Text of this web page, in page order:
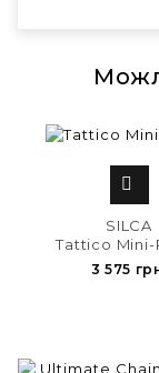

SILCA
Tattico Mini-
3 575